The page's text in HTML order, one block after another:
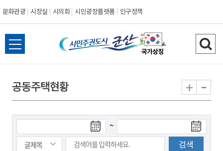
문화관광 시장실 시의회 시민광장플랫폼 인구정책
시
민
권
도
전
체
뉴
열
검
색
기
공동주택현황 + -
색
시
~
색
종